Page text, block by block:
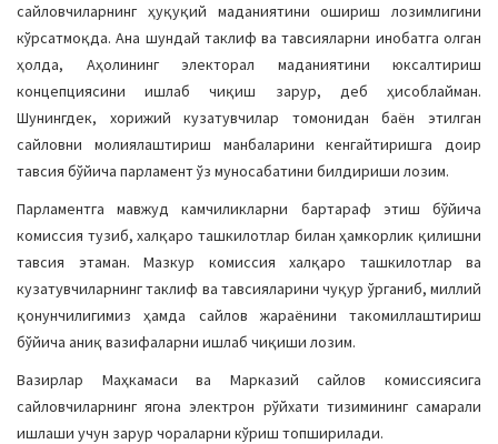
сайловчиларнинг ҳуқуқий маданиятини ошириш лозимлигини
кўрсатмоқда. Ана шундай таклиф ва тавсияларни инобатга олган
ҳолда, Аҳолининг электорал маданиятини юксалтириш
концепциясини ишлаб чиқиш зарур, деб ҳисоблайман.
Шунингдек, хорижий кузатувчилар томонидан баён этилган
сайловни молиялаштириш манбаларини кенгайтиришга доир
тавсия бўйича парламент ўз муносабатини билдириши лозим.
Парламентга мавжуд камчиликларни бартараф этиш бўйича
комиссия тузиб, халқаро ташкилотлар билан ҳамкорлик қилишни
тавсия этаман. Мазкур комиссия халқаро ташкилотлар ва
кузатувчиларнинг таклиф ва тавсияларини чуқур ўрганиб, миллий
қонунчилигимиз ҳамда сайлов жараёнини такомиллаштириш
бўйича аниқ вазифаларни ишлаб чиқиши лозим.
Вазирлар Маҳкамаси ва Марказий сайлов комиссиясига
сайловчиларнинг ягона электрон рўйхати тизимининг самарали
ишлаши учун зарур чораларни кўриш топширилади.